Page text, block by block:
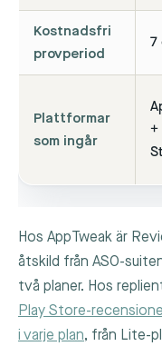
Kostnadsfri
provperiod
7
Plattformar
som ingår
+
Hos AppTweak är
åtskild från ASO-
två planer. Hos
Play Store-
i varje plan, från Lite-